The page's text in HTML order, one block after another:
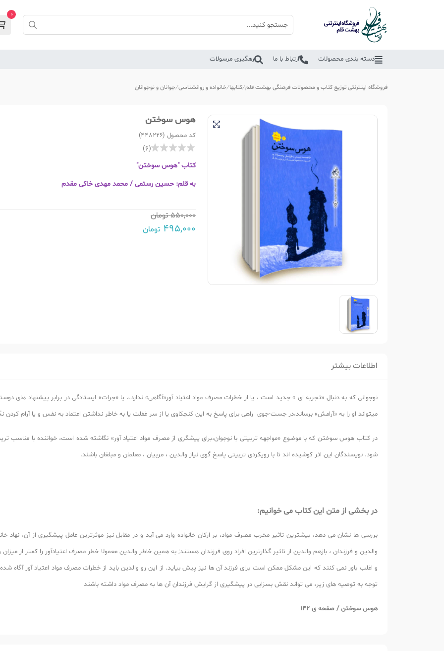
0
دسته بندی محصولات ارتباط با ما رهگیری مرسولات
فروشگاه اینترنتی توزیع کتاب و محصولات فرهنگی بهشت قلم کتابها خانواده و روانشناسی جوانان و نوجوانان
هوس سوختن
کد محصول (448226)
(6)
کتاب "هوس سوختن"
به قلم: حسین رستمی / محمد مهدی خاکی مقدم
550,000تومان
495,000 تومان
اطلاعات بیشتر
نوجوانی که به دنبال «تجربه ای » جدید است ، یا از خطرات مصرف مواد اعتیاد آور«آگاهی» ندارد.، یا «جرات» ایستادگی در برابر پیشنهاد های
میتواند او را به «آرامش» برساند،در جست-جوی راهی برای پاسخ به این کنجکاوی یا از سر غفلت یا به خاطر نداشتن اعتماد به نفس و یا آرام کردن
در کتاب هوس سوختن که با موضوع «مواجهه تربیتی با نوجوان،برای پیشگری از مصرف مواد اعتیاد آور» نگاشته شده است، خواننده با مناسب
شود. نویسندگان این اثر کوشیده اند تا با رویکردی تربیتی پاسخ گوی نیاز والدین ، مربیان ، معلمان و مبلغان باشند.
در بخشی از متن این کتاب می خوانیم:
بررسی ها نشان می دهد، بیشترین تاثیر مخرب مصرف مواد، بر ارکان خانواده وارد می آید و در مقابل نیز موثرترین عامل پیشگیری از آن،
والدین و فرزندان ، بازهم والدین از تاثیر گذارترین افراد روی فرزندان هستند; به همین خاطر والدین معمولا خطر مصرف اعتیادآور را کمتر از
و اغلب باور نمی کنند که این مشکل ممکن است برای فرزند آن ها نیز پیش بیاید. از این رو والدین باید از خطرات مصرف مواد اعتیاد آور
توجه به توصیه های زیر، می تواند نقش بسزایی در پیشگیری از گرایش فرزندان آن ها به مصرف مواد داشته باشند
هوس سوختن / صفحه ی 142